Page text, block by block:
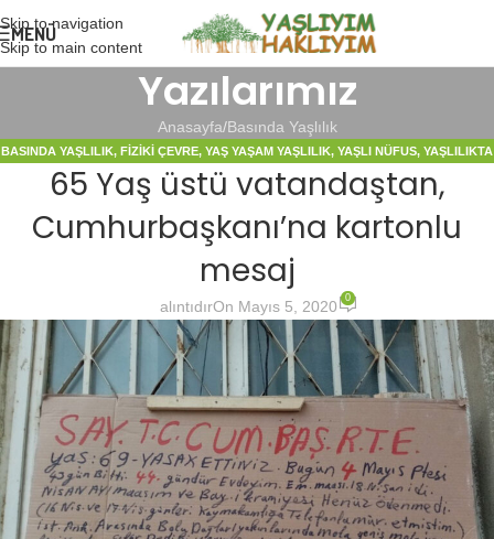
Skip to navigation
Skip to main content
MENÜ
Yazılarımız
Anasayfa Basında Yaşlılık
BASINDA YAŞLILIK, FIZIKI ÇEVRE, YAŞ YAŞAM YAŞLILIK, YAŞLI NÜFUS, YAŞLILIKTA
BAKIM
65 Yaş üstü vatandaştan,
Cumhurbaşkanı’na kartonlu
mesaj
alıntıdırOn Mayıs 5, 2020 0